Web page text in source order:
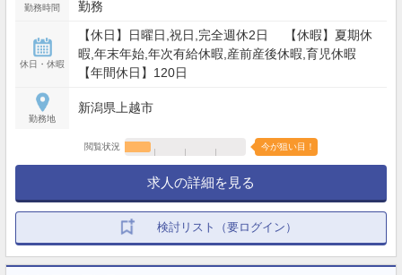
勤務時間 勤務
休日・休暇
【休日】日曜日,祝日,完全週休2日 【休暇】夏期休
暇,年末年始,年次有給休暇,産前産後休暇,育児休暇
【年間休日】120日
勤務地
新潟県上越市
閲覧状況 今が狙い目！
求人の詳細を見る
検討リスト（要ログイン）